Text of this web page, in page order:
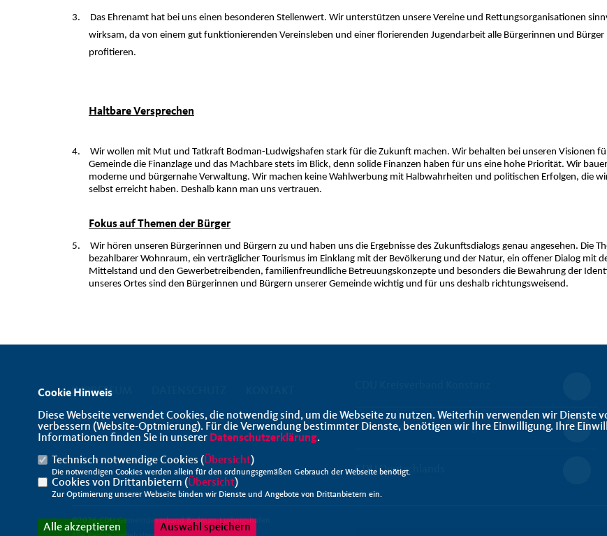
3.
Das Ehrenamt hat bei uns einen besonderen Stellenwert. Wir unterstützen unsere Vereine und Rettungsorganisationen
wirksam, da von einem gut funktionierenden Vereinsleben und einer florierenden Jugendarbeit alle Bürgerinnen und Bürger
profitieren.
Haltbare Versprechen
4.
Wir wollen mit Mut und Tatkraft Bodman-Ludwigshafen stark für die Zukunft machen. Wir behalten bei unseren Visionen
Gemeinde die Finanzlage und das Machbare stets im Blick, denn solide Finanzen haben für uns eine hohe Priorität. Wir
moderne und bürgernahe Verwaltung. Wir machen keine Wahlwerbung mit Halbwahr­heiten und politischen Erfolgen, die
selbst erreicht haben. Deshalb kann man uns vertrauen.
Fokus auf Themen der Bürger
5.
Wir hören unseren Bürgerinnen und Bürgern zu und haben uns die Ergebnisse des Zukunftsdialogs genau angesehen. Die
bezahlbarer Wohnraum, ein verträglicher Tourismus im Einklang mit der Bevölkerung und der Natur, ein offener Dialog mit
Mittelstand und den Gewerbetreibenden, familienfreundliche Betreuungskonzepte und besonders die Bewahrung der
unseres Ortes sind den Bürgerinnen und Bürgern unserer Gemeinde wichtig und für uns deshalb richtungsweisend.
IMPRESSUM
CDU Baden-Württemberg
CDU Deutschlands
@2026 CDU Gemeindeverband Bodman-Ludwigshafen
Cookie Hinweis
Diese Webseite verwendet Cookies, die notwendig sind, um die Webseite zu nutzen. Weiterhin verwenden wir Dienste
verbessern (Website-Optmierung). Für die Verwendung bestimmter Dienste, benötigen wir Ihre Einwilligung. Ihre
Informationen finden Sie in unserer Datenschutzerklärung.
Technisch notwendige Cookies (Übersicht)
Die notwendigen Cookies werden allein für den ordnungsgemäßen Gebrauch der Webseite benötigt.
Cookies von Drittanbietern (Übersicht)
Zur Optimierung unserer Webseite binden wir Dienste und Angebote von Drittanbietern ein.
Alle akzeptieren Auswahl speichern